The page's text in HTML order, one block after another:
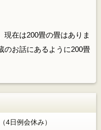
現在は200畳の畳はありま
のお話にあるように200畳
日例会休み）